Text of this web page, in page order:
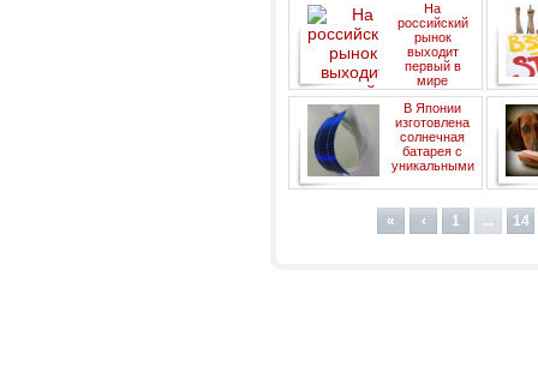
На
российский
рынок
выходит
первый в
мире
солнечный
нетбукВ Японии
изготовлена
солнечная
батарея с
уникальными
« ‹ 1 ... 14